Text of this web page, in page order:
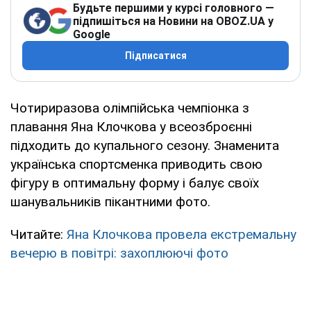
Будьте першими у курсі головного —
підпишіться на Новини на OBOZ.UA у
Google
Підписатися
Чотириразова олімпійська чемпіонка з
плавання Яна Клочкова у всеозброєнні
підходить до купального сезону. Знаменита
українська спортсменка приводить свою
фігуру в оптимальну форму і балує своїх
шанувальників пікантними фото.
Читайте: Яна Клочкова провела екстремальну
вечерю в повітрі: захоплюючі фото